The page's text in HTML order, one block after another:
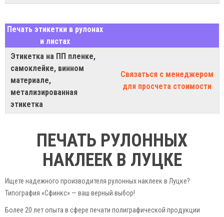
Печать этикетки в рулонах
и листах
Этикетка на ПП пленке,
самоклейке, винном
материале,
метализированная
этикетка
Связаться с менеджером
для просчета стоимости
ПЕЧАТЬ РУЛОННЫХ
НАКЛЕЕК В ЛУЦКЕ
Ищете надежного производителя рулонных наклеек в Луцке?
Типография «Сфинкс» — ваш верный выбор!
Более 20 лет опыта в сфере печати полиграфической продукции